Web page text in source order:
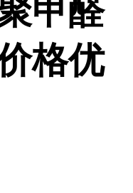
甲醛
格优